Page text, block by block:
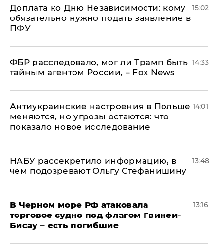
Доплата ко Дню Независимости: кому
обязательно нужно подать заявление в
ПФУ
15:02
ФБР расследовало, мог ли Трамп быть
тайным агентом России, – Fox News
14:33
Антиукраинские настроения в Польше
меняются, но угрозы остаются: что
показало новое исследование
14:01
НАБУ рассекретило информацию, в
чем подозревают Ольгу Стефанишину
13:48
В Черном море РФ атаковала
торговое судно под флагом Гвинеи-
Бисау – есть погибшие
13:16